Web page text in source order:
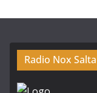
Radio Nox Salta